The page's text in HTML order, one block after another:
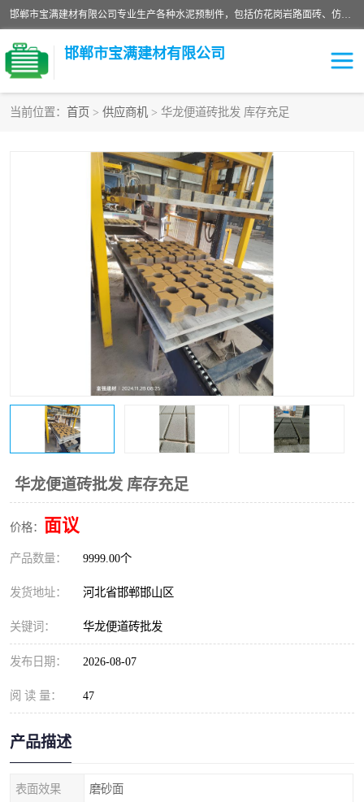
邯郸市宝满建材有限公司专业生产各种水泥预制件，包括仿花岗岩路面砖、仿花岗岩人行道砖、仿花岗岩路侧石、烧结砖、植草砖、码头砖连锁块、仿花岗岩路侧石、沙井盖、水泥盖板等各种水泥制品
邯郸市宝满建材有限公司
当前位置： 首页 > 供应商机 > 华龙便道砖批发 库存充足
华龙便道砖批发 库存充足
价格： 面议
产品数量： 9999.00个
发货地址： 河北省邯郸邯山区
关键词： 华龙便道砖批发
发布日期： 2026-08-07
阅 读 量： 47
产品描述
表面效果 磨砂面
混凝土路沿石
便道砖
花岗岩路岩石 盲道砖
pc仿石砖